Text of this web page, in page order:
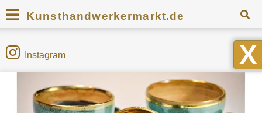
Kunsthandwerkermarkt.de
Instagram X